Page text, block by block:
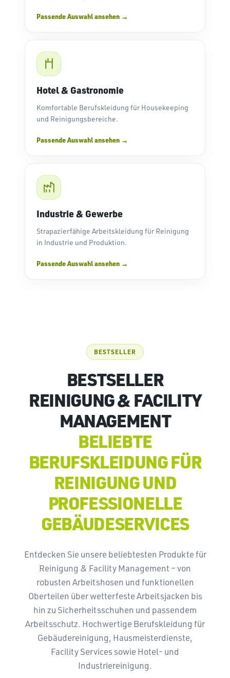
Passende Auswahl ansehen
Hotel & Gastronomie
Komfortable Berufskleidung für Housekeeping
und Reinigungsbereiche.
Passende Auswahl ansehen
Industrie & Gewerbe
Strapazierfähige Arbeitskleidung für Reinigung
in Industrie und Produktion.
Passende Auswahl ansehen
BESTSELLER
BESTSELLER
REINIGUNG & FACILITY
MANAGEMENT
BELIEBTE
BERUFSKLEIDUNG FÜR
REINIGUNG UND
PROFESSIONELLE
GEBÄUDESERVICES
Entdecken Sie unsere beliebtesten Produkte für
Reinigung & Facility Management – von
robusten Arbeitshosen und funktionellen
Oberteilen über wetterfeste Arbeitsjacken bis
hin zu Sicherheitsschuhen und passendem
Arbeitsschutz. Hochwertige Berufskleidung für
Gebäudereinigung, Hausmeisterdienste,
Facility Services sowie Hotel- und
Industriereinigung.